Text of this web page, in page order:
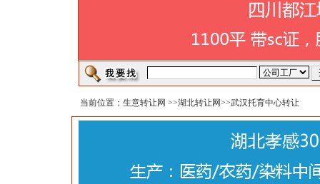
当前位置： 生意转让网 >>湖北转让网>>武汉托育中心转让